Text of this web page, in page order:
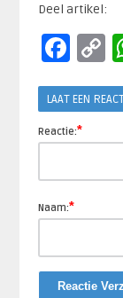
Deel artikel:
LAAT EEN
Reactie:*
Naam:*